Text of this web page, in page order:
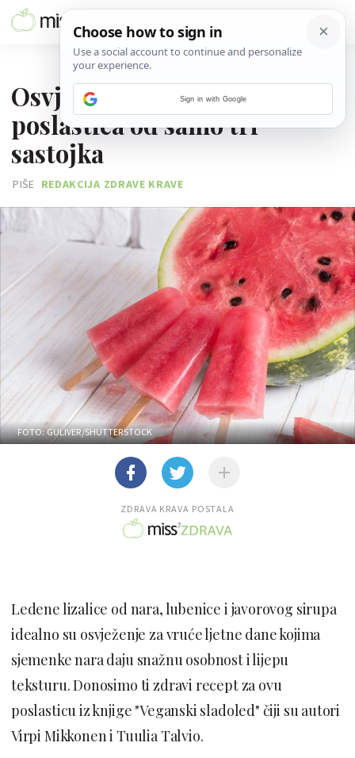
Osvježavajuća ledena
poslastica od samo tri
sastojka
PIŠE REDAKCIJA ZDRAVE KRAVE
FOTO: GULIVER/SHUTTERSTOCK
ZDRAVA KRAVA POSTALA
Ledene lizalice od nara, lubenice i javorovog sirupa
idealno su osvježenje za vruće ljetne dane kojima
sjemenke nara daju snažnu osobnost i lijepu
teksturu. Donosimo ti zdravi recept za ovu
poslasticu iz knjige "Veganski sladoled" čiji su autori
Virpi Mikkonen i Tuulia Talvio.
Sign in with Google